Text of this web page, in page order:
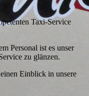
Taxi-Service
Personal ist es unser
zu glänzen.
Einblick in unsere